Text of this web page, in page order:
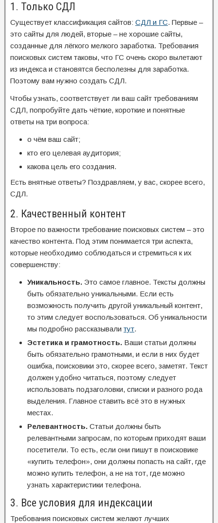
1. Только СДЛ
Существует классификация сайтов: СДЛ и ГС. Первые –
это сайты для людей, вторые – не хорошие сайты,
созданные для лёгкого мелкого заработка. Требования
поисковых систем таковы, что ГС очень скоро вылетают
из индекса и становятся бесполезны для заработка.
Поэтому вам нужно создать СДЛ.
Чтобы узнать, соответствует ли ваш сайт требованиям
СДЛ, попробуйте дать чёткие, короткие и понятные
ответы на три вопроса:
о чём ваш сайт;
кто его целевая аудитория;
какова цель его создания.
Есть внятные ответы? Поздравляем, у вас, скорее всего,
СДЛ.
2. Качественный контент
Второе по важности требование поисковых систем – это
качество контента. Под этим понимается три аспекта,
которые необходимо соблюдаться и стремиться к их
совершенству:
Уникальность. Это самое главное. Тексты должны
быть обязательно уникальными. Если есть
возможность получить другой уникальный контент,
то этим следует воспользоваться. Об уникальности
мы подробно рассказывали тут.
Эстетика и грамотность. Ваши статьи должны
быть обязательно грамотными, и если в них будет
ошибка, поисковики это, скорее всего, заметят. Текст
должен удобно читаться, поэтому следует
использовать подзаголовки, списки и разного рода
выделения. Главное ставить всё это в нужных
местах.
Релевантность. Статьи должны быть
релевантными запросам, по которым приходят ваши
посетители. То есть, если они пишут в поисковике
«купить телефон», они должны попасть на сайт, где
можно купить телефон, а не на тот, где можно
узнать характеристики телефона.
3. Все условия для индексации
Требования поисковых систем желают лучших